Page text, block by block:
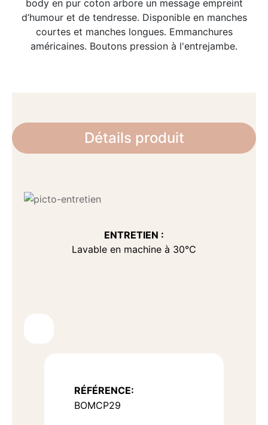
body en pur coton arbore un message empreint
d’humour et de tendresse. Disponible en manches
courtes et manches longues. Emmanchures
américaines. Boutons pression à l'entrejambe.
Détails produit
ENTRETIEN :
Lavable en machine à 30°C
RÉFÉRENCE:
BOMCP29